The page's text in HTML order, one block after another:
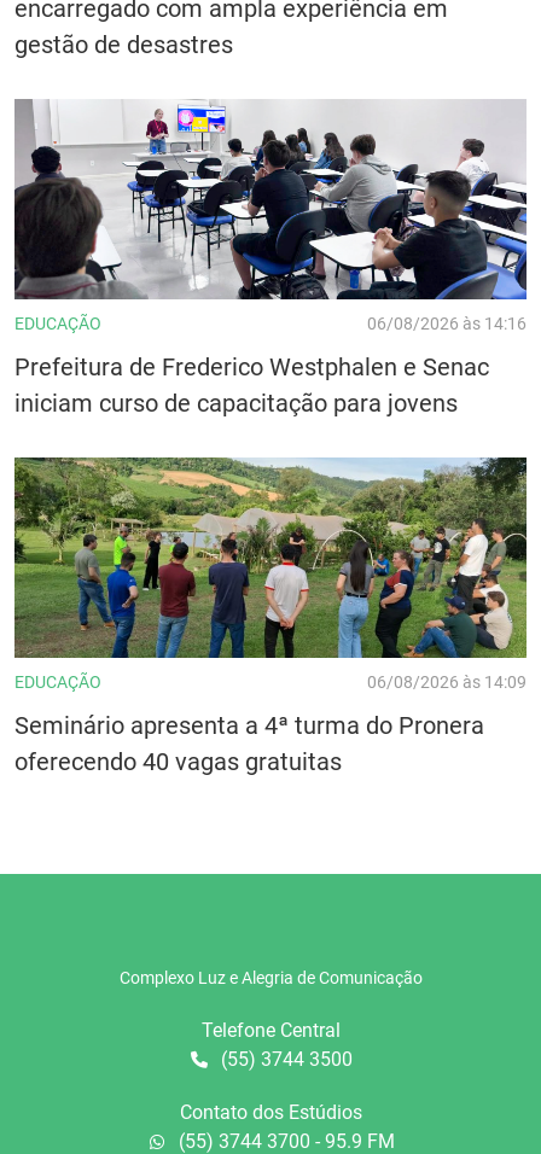
encarregado com ampla experiência em
gestão de desastres
EDUCAÇÃO 06/08/2026 às 14:16
Prefeitura de Frederico Westphalen e Senac
iniciam curso de capacitação para jovens
EDUCAÇÃO 06/08/2026 às 14:09
Seminário apresenta a 4ª turma do Pronera
oferecendo 40 vagas gratuitas
Complexo Luz e Alegria de Comunicação
Telefone Central
(55) 3744 3500
Contato dos Estúdios
(55) 3744 3700 - 95.9 FM